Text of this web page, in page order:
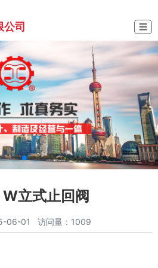
司 ☰
立式止回阀
06-01 访问量：1009